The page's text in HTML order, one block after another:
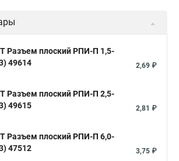
Разъем плоский РПИ-П 1,5-
49614
2,69 ₽
Разъем плоский РПИ-П 2,5-
49615
2,81 ₽
Разъем плоский РПИ-П 6,0-
47512
3,75 ₽